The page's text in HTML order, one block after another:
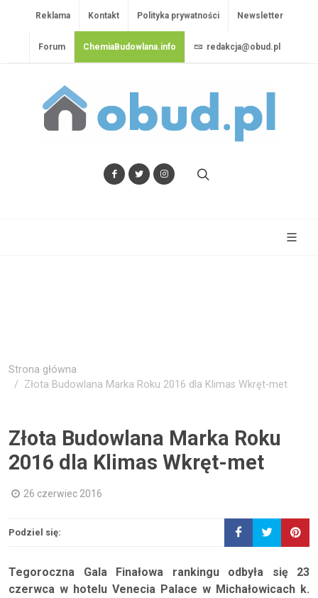
Reklama Kontakt Polityka prywatności Newsletter
Forum ChemiaBudowlana.info redakcja@obud.pl
Strona główna
Złota Budowlana Marka Roku 2016 dla Klimas Wkręt-met
Złota Budowlana Marka Roku
2016 dla Klimas Wkręt-met
26 czerwiec 2016
Podziel się:
Tegoroczna Gala Finałowa rankingu odbyła się 23
czerwca w hotelu Venecia Palace w Michałowicach k.